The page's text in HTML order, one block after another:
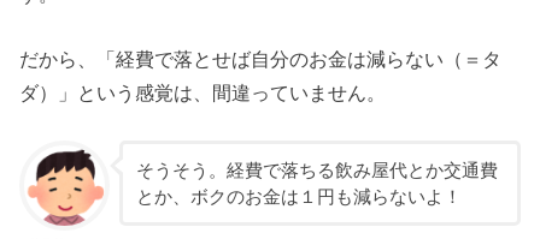
だから、「経費で落とせば自分のお金は減らない（＝タ
ダ）」という感覚は、間違っていません。
そうそう。経費で落ちる飲み屋代とか交通費
とか、ボクのお金は１円も減らないよ！